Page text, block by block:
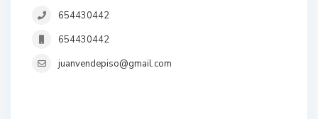
654430442
654430442
juanvendepiso@gmail.com